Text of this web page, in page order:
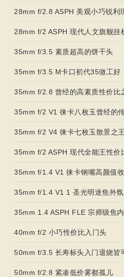
28mm f/2.8 ASPH 美观小巧锐利
28mm f/2 ASPH 现代人文旗舰挂
35mm f/3.5 素质超高的饼干头
35mm f/3.5 M卡口初代35做工好
35mm f/2.8 曾经的高素质性价比
35mm f/2 V1 徕卡八枚玉曾经的
35mm f/2 V4 徕卡七枚玉散景之王
35mm f/2 ASPH 现代全能王性价
35mm f/1.4 V1 徕卡钢嘴高颜值
35mm f/1.4 V1 1 圣光明迷焦外
35mm 1.4 ASPH FLE 宗师级焦
40mm f/2 小巧性价比入门头
50mm f/3.5 长寿标头入门退烧皆
50mm f/2.8 紧凑低价雾都孤儿